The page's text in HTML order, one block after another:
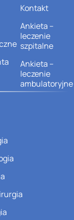
Kontakt
Ankieta –
leczenie
szpitalne
Ankieta –
leczenie
ambulatoryjne